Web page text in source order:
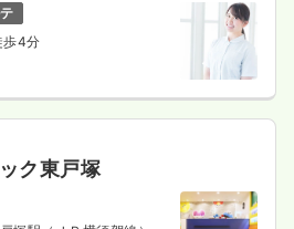
歩4分
ク東戸塚